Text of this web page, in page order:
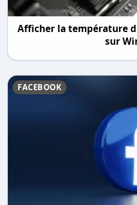
Afficher la température
sur
FACEBOOK